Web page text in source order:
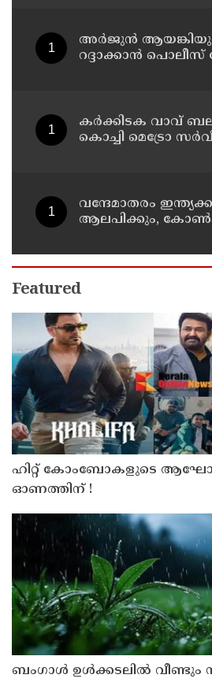
അർജുൻ
റദ്ദാക്കാൻ
കർക്കിടക വാവ്
കൊച്ചി മെട്രോ
വന്ദേമാതരം
ആലപിക്കും,
ദേശീയഗാനം
ചന്ദ്രശേഖർ
Featured
ഹിറ്റ് കോംബോകളുടെ
ഓണത്തിന് !
ബംഗാൾ ഉൾക്കടലിൽ വീണ്ടും